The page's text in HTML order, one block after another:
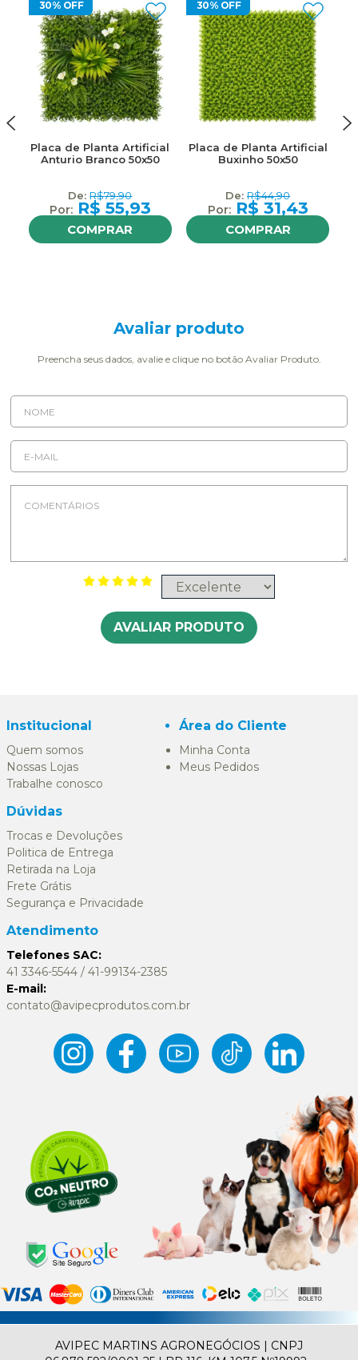
30% OFF
Placa de Planta Artificial
Anturio Branco 50x50
R$79,90
R$ 55,93
COMPRAR
30% OFF
Placa de Planta Artificial
Buxinho 50x50
R$44,90
R$ 31,43
COMPRAR
Avaliar produto
Preencha seus dados, avalie e clique no botão Avaliar Produto.
AVALIAR PRODUTO
Institucional
Quem somos
Nossas Lojas
Trabalhe conosco
Área do Cliente
Minha Conta
Meus Pedidos
Dúvidas
Trocas e Devoluções
Politica de Entrega
Retirada na Loja
Frete Grátis
Segurança e Privacidade
Atendimento
Telefones SAC:
41 3346-5544 / 41-99134-2385
E-mail:
contato@avipecprodutos.com.br
AVIPEC MARTINS AGRONEGÓCIOS | CNPJ